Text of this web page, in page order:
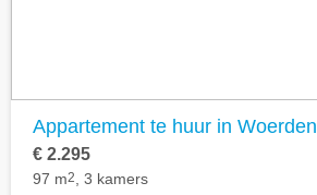
Appartement te huur in Woerden
€ 2.295
97 m2 , 3 kamers